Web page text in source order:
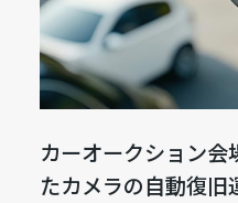
カーオークション
たカメラの自動復旧